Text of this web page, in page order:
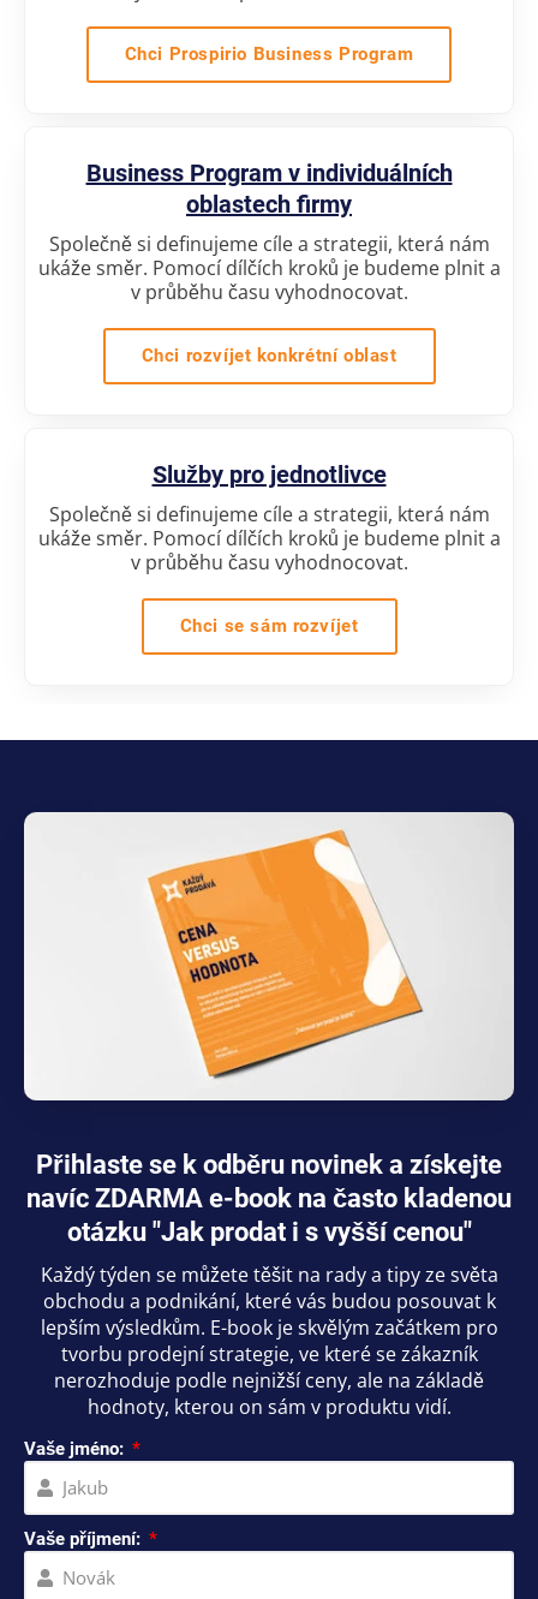
Chci Prospirio Business Program
Business Program v individuálních
oblastech firmy
Společně si definujeme cíle a strategii, která nám
ukáže směr. Pomocí dílčích kroků je budeme plnit a
v průběhu času vyhodnocovat.
Chci rozvíjet konkrétní oblast
Služby pro jednotlivce
Společně si definujeme cíle a strategii, která nám
ukáže směr. Pomocí dílčích kroků je budeme plnit a
v průběhu času vyhodnocovat.
Chci se sám rozvíjet
Přihlaste se k odběru novinek a získejte
navíc ZDARMA e-book na často kladenou
otázku "Jak prodat i s vyšší cenou"
Každý týden se můžete těšit na rady a tipy ze světa
obchodu a podnikání, které vás budou posouvat k
lepším výsledkům. E-book je skvělým začátkem pro
tvorbu prodejní strategie, ve které se zákazník
nerozhoduje podle nejnižší ceny, ale na základě
hodnoty, kterou on sám v produktu vidí.
Vaše jméno:
Vaše příjmení: